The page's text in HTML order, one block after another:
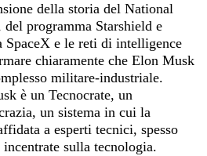
della storia del National
programma Starshield e
SpaceX e le reti di intelligence
chiaramente che Elon Musk
militare-industriale.
è un Tecnocrate, un
un sistema in cui la
a esperti tecnici, spesso
sulla tecnologia.